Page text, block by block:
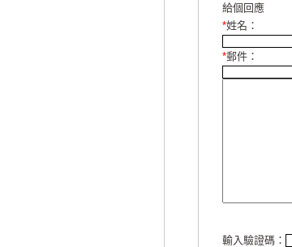
給個回應
*姓名：
*郵件：
輸入驗證碼：